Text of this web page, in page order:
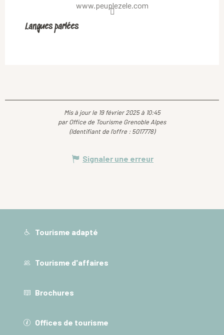
www.peuplezele.com
Langues parlées
Langues parlées
Mis à jour le 19 février 2025 à 10:45
par Office de Tourisme Grenoble Alpes
(Identifiant de l'offre : 5017778)
Signaler une erreur
Tourisme adapté
Tourisme d'affaires
Brochures
Offices de tourisme